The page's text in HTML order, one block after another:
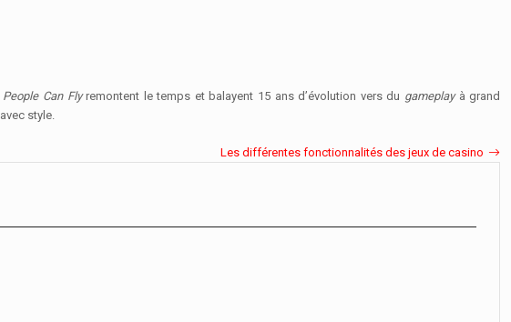
People Can Flyremontent le temps et balayent 15 ans d’évolution vers du gameplay à grand
avec style.
Les différentes fonctionnalités des jeux de casino